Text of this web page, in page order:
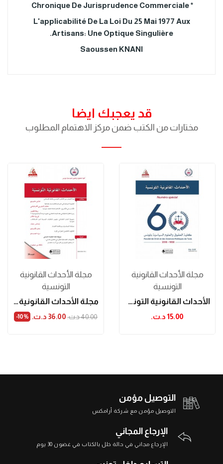
* Chronique De Jurisprudence Commerciale
L'applicabilité De La Loi Du 25 Mai 1977 Aux
Artisans: Une Optique Singulière.
Saoussen KNANI
قد يعجبك ايضا
مختارات من الكتب ضمن مركز الاهتمام المطلوب
مجلة الأحداث القانونية
التونسية
مجلة الأحداث القانونية عدد 34
40.00 د.ت.‏ 36.00 د.ت.‏ ‎-10%
مجلة الأحداث القانونية
التونسية
الأحداث القانونية التونسية (عدد خاص)
15.00 د.ت.‏
التوصيل مؤمن
التوصيل مؤمن مع شركة أرامكس
الإرجاع المجاني
الإرجاع مجاني في حالة خلل بالكتاب في غضون 30 يوم